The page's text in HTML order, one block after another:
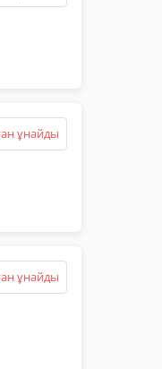
ұнайды
ұнайды